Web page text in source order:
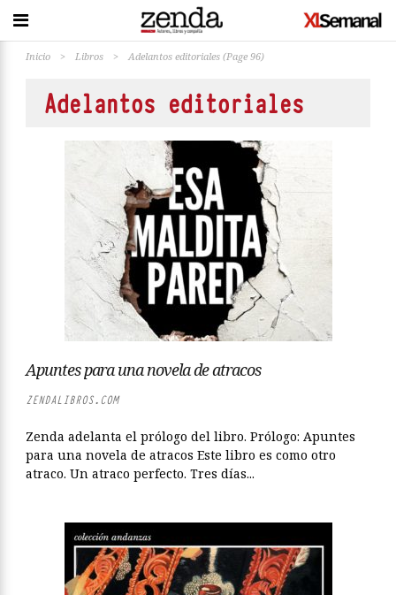
Inicio > Libros > Adelantos editoriales (Page 96)
Adelantos editoriales
Apuntes para una novela de atracos
ZENDALIBROS.COM
Zenda adelanta el prólogo del libro. Prólogo: Apuntes
para una novela de atracos Este libro es como otro
atraco. Un atraco perfecto. Tres días...